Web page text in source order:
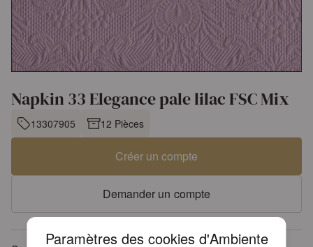
Paramètres des cookies d'Ambiente
Napkin 33 Elegance pale lilac FSC Mix
13307905 12 Pièces
Créer un compte
Demander un compte
Plus de 30 ans d'expérience